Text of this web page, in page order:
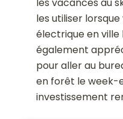
les utiliser
électrique en ville
également
pour aller au
en forêt le week-
investissement